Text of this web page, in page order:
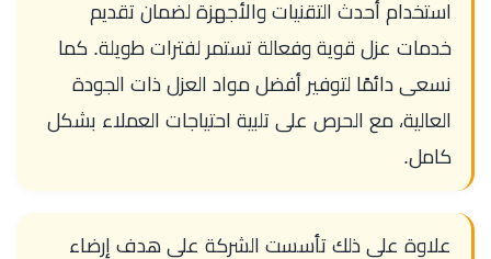
استخدام أحدث التقنيات والأجهزة لضمان تقديم
خدمات عزل قوية وفعالة تستمر لفترات طويلة. كما
نسعى دائمًا لتوفير أفضل مواد العزل ذات الجودة
العالية، مع الحرص على تلبية احتياجات العملاء بشكل
كامل.
علاوة على ذلك تأسست الشركة على هدف إرضاء